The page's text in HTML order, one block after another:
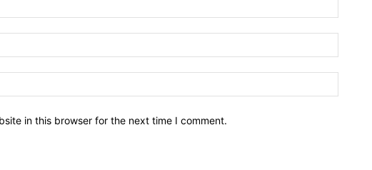
in this browser for the next time I comment.